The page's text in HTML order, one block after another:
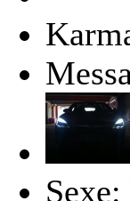
Sexe: